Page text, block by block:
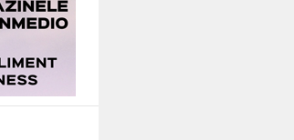
niste copii de parcurile de distractie si de